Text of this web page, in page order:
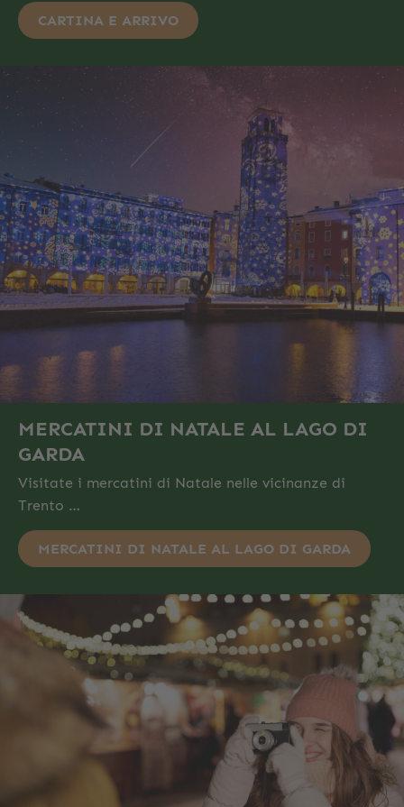
CARTINA E ARRIVO
MERCATINI DI NATALE AL LAGO DI
GARDA
Visitate i mercatini di Natale nelle vicinanze di
Trento …
MERCATINI DI NATALE AL LAGO DI GARDA